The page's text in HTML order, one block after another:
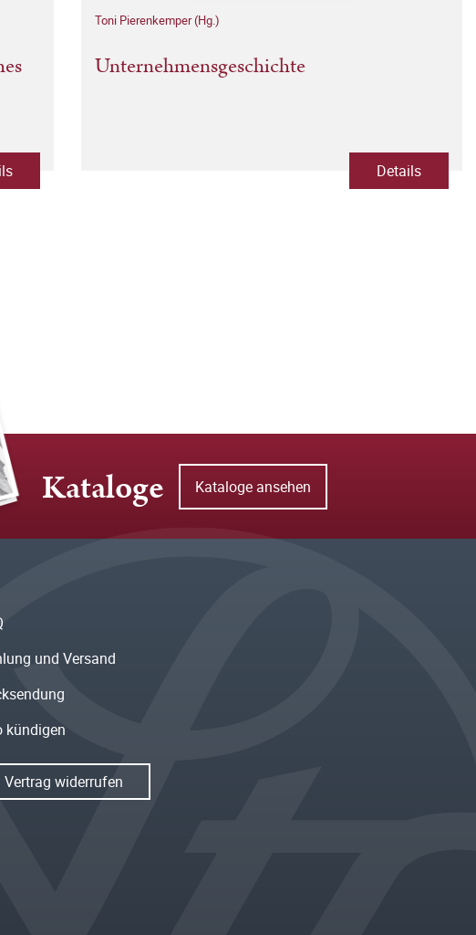
Toni Pierenkemper (Hg.)
Unternehmensgeschichte
Details
Kataloge Kataloge ansehen
und Versand
kündigen
Vertrag widerrufen